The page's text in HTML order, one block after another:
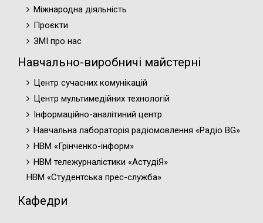
Міжнародна діяльність
Проєкти
ЗМІ про нас
Навчально-виробничі майстерні
Центр сучасних комунікацій
Центр мультимедійних технологій
Інформаційно-аналітиний центр
Навчальна лабораторія радіомовлення «Радіо BG»
НВМ «Грінченко-інформ»
НВМ тележурналістики «АстудіЯ»
НВМ «Студентська прес-служба»
Кафедри